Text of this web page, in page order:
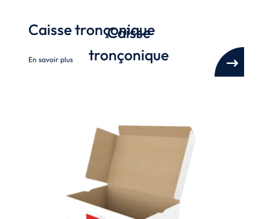
Caisse
tronçonique
Caisse tronçonique
En savoir plus